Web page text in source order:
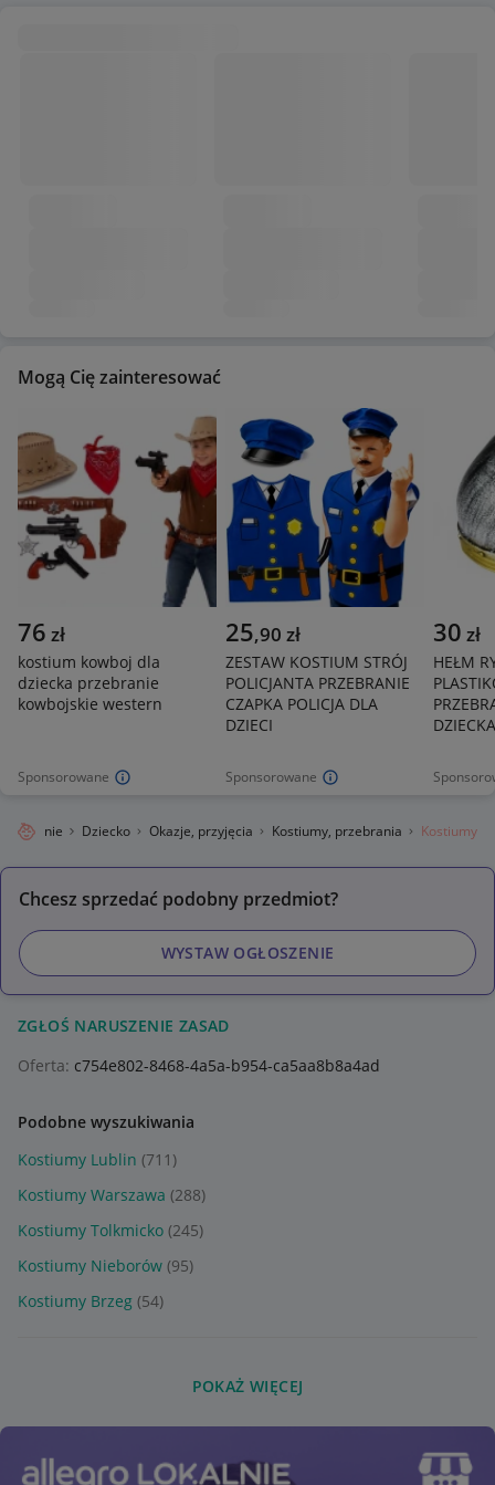
Mogą Cię zainteresować
Sponsorowane
76 zł
kostium kowboj dla
dziecka przebranie
kowbojskie western
Sponsorowane
25,90 zł
ZESTAW KOSTIUM STRÓJ
POLICJANTA PRZEBRANIE
CZAPKA POLICJA DLA
DZIECI
30 zł
HEŁM
Lokalnie Dziecko Okazje, przyjęcia Kostiumy, przebrania Kostiumy
Chcesz sprzedać podobny przedmiot?
WYSTAW OGŁOSZENIE
ZGŁOŚ NARUSZENIE ZASAD
Oferta: c754e802-8468-4a5a-b954-ca5aa8b8a4ad
Podobne wyszukiwania
Kostiumy Lublin (711)
Kostiumy Warszawa (288)
Kostiumy Tolkmicko (245)
Kostiumy Nieborów (95)
Kostiumy Brzeg (54)
POKAŻ WIĘCEJ